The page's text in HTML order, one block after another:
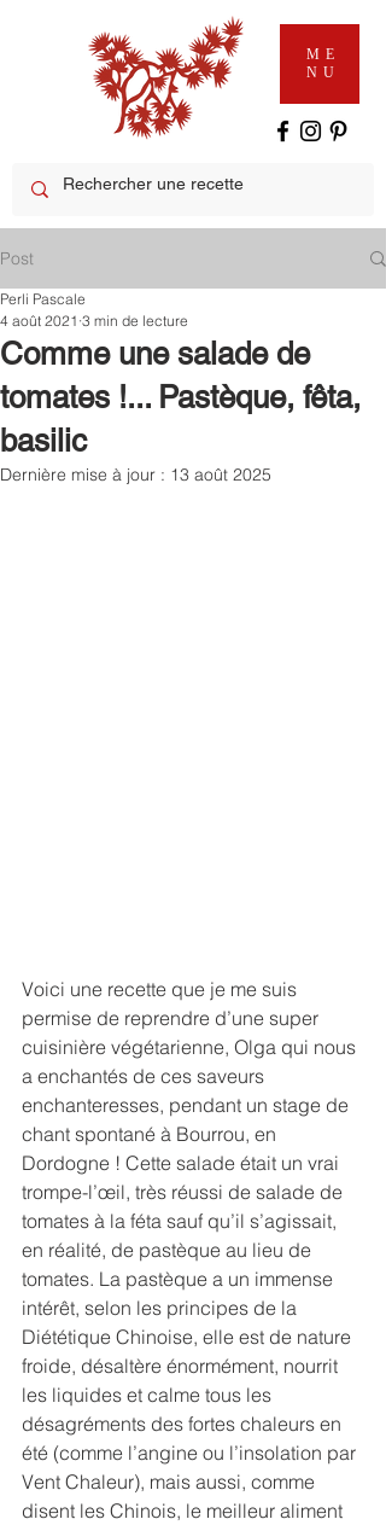
ME
NU
Post
Comme une salade de
tomates !... Pastèque, fêta,
basilic
Perli Pascale
4 août 2021 3 min de lecture
Dernière mise à jour : 13 août 2025
Voici une recette que je me suis
permise de reprendre d’une super
cuisinière végétarienne, Olga qui nous
a enchantés de ces saveurs
enchanteresses, pendant un stage de
chant spontané à Bourrou, en
Dordogne ! Cette salade était un vrai
trompe-l’œil, très réussi de salade de
tomates à la féta sauf qu’il s’agissait,
en réalité, de pastèque au lieu de
tomates. La pastèque a un immense
intérêt, selon les principes de la
Diététique Chinoise, elle est de nature
froide, désaltère énormément, nourrit
les liquides et calme tous les
désagréments des fortes chaleurs en
été (comme l’angine ou l’insolation par
Vent Chaleur), mais aussi, comme
disent les Chinois, le meilleur aliment